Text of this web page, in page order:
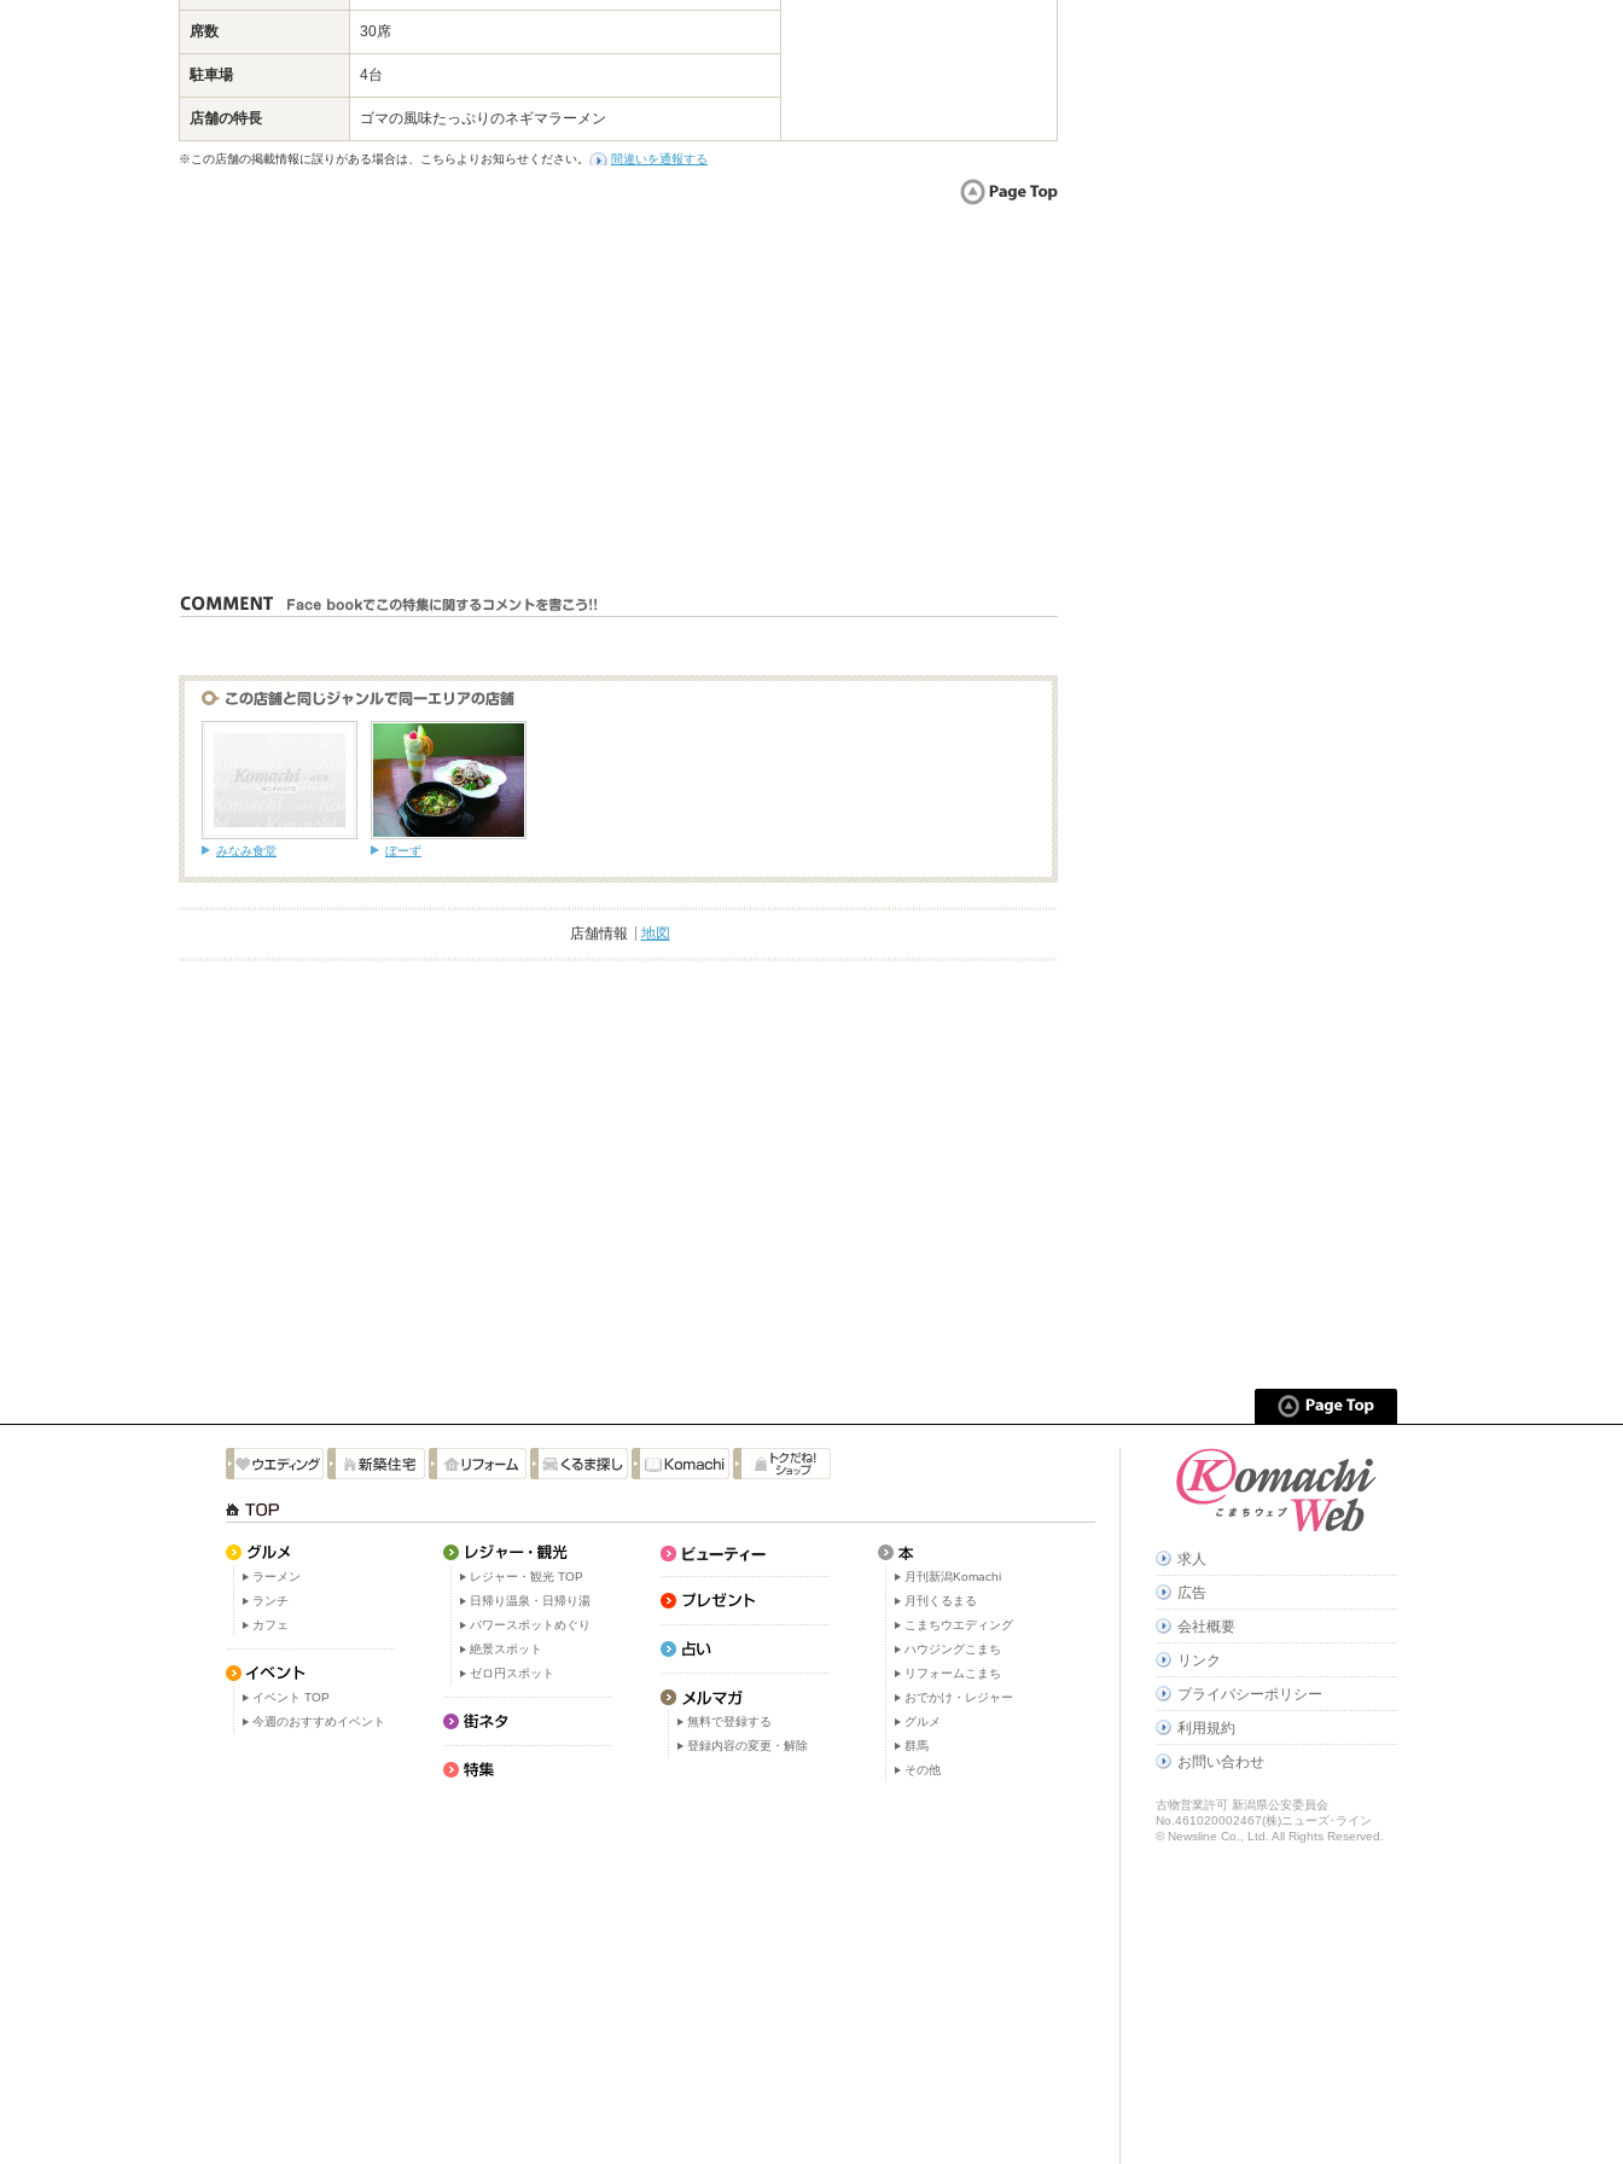
席数 30席
駐車場 4台
店舗の特長 ゴマの風味たっぷりのネギマラーメン
※この店舗の掲載情報に誤りがある場合は、こちらよりお知らせください。 間違いを通報する
みなみ食堂 ぼーず
店舗情報 地図
ラーメン
ランチ
カフェ
イベント TOP
今週のおすすめイベント
レジャー・観光 TOP
日帰り温泉・日帰り湯
パワースポットめぐり
絶景スポット
ゼロ円スポット
無料で登録する
登録内容の変更・解除
月刊新潟Komachi
月刊くるまる
こまちウエディング
ハウジングこまち
リフォームこまち
おでかけ・レジャー
グルメ
群馬
その他
求人
広告
会社概要
リンク
プライバシーポリシー
利用規約
お問い合わせ
古物営業許可 新潟県公安委員会
No.461020002467(株)ニューズ･ライン
© Newsline Co., Ltd. All Rights Reserved.